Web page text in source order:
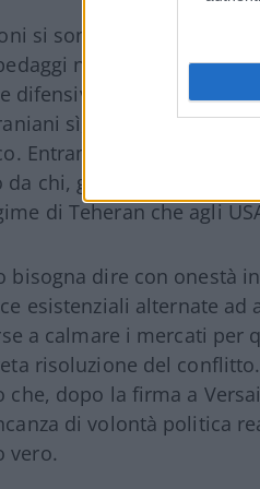
si sono accumulate in
nello Stretto, gli
difensivi, Israele ha
sì, secondo gli USA
Entrambe le parti
chi, già a metà giugno,
di Teheran che agli
bisogna dire con onestà
esistenziali alternate
a calmare i mercati per
risoluzione del
che, dopo la firma a
di volontà politica
vero.